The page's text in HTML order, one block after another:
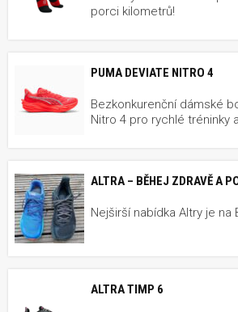
porci kilometrů!
PUMA DEVIATE NITRO 4
Bezkonkurenční dámské
Nitro 4 pro rychlé tréninky
ALTRA – BĚHEJ ZDRAVĚ A
Nejširší nabídka Altry je na
ALTRA TIMP 6